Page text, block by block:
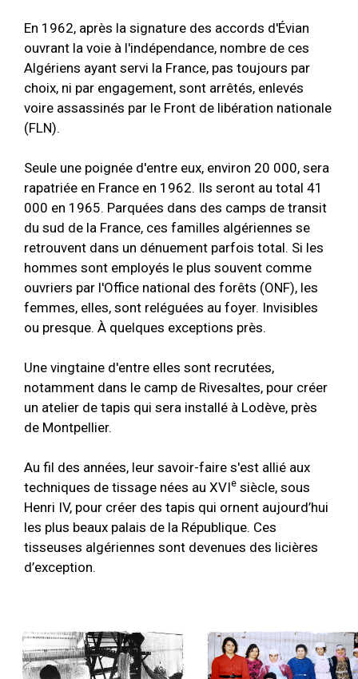
En 1962, après la signature des accords d'Évian
ouvrant la voie à l'indépendance, nombre de ces
Algériens ayant servi la France, pas toujours par
choix, ni par engagement, sont arrêtés, enlevés
voire assassinés par le Front de libération nationale
(FLN).
Seule une poignée d'entre eux, environ 20 000, sera
rapatriée en France en 1962. Ils seront au total 41
000 en 1965. Parquées dans des camps de transit
du sud de la France, ces familles algériennes se
retrouvent dans un dénuement parfois total. Si les
hommes sont employés le plus souvent comme
ouvriers par l'Office national des forêts (ONF), les
femmes, elles, sont reléguées au foyer. Invisibles
ou presque. À quelques exceptions près.
Une vingtaine d'entre elles sont recrutées,
notamment dans le camp de Rivesaltes, pour créer
un atelier de tapis qui sera installé à Lodève, près
de Montpellier.
Au fil des années, leur savoir-faire s'est allié aux
techniques de tissage nées au XVIe siècle, sous
Henri IV, pour créer des tapis qui ornent aujourd’hui
les plus beaux palais de la République. Ces
tisseuses algériennes sont devenues des licières
d’exception.